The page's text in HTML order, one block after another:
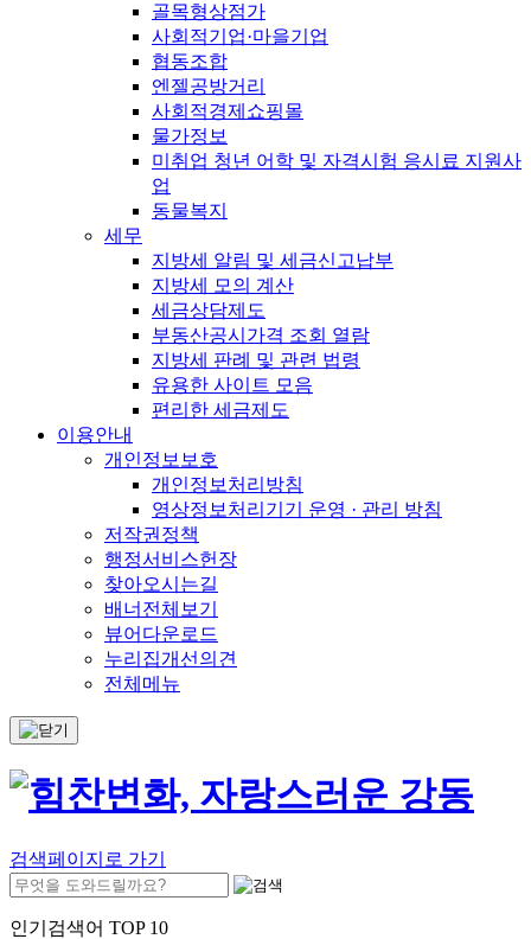
골목형상점가
사회적기업·마을기업
협동조합
엔젤공방거리
사회적경제쇼핑몰
물가정보
미취업 청년 어학 및 자격시험 응시료 지원사
업
동물복지
세무
지방세 알림 및 세금신고납부
지방세 모의 계산
세금상담제도
부동산공시가격 조회 열람
지방세 판례 및 관련 법령
유용한 사이트 모음
편리한 세금제도
이용안내
개인정보보호
개인정보처리방침
영상정보처리기기 운영 · 관리 방침
저작권정책
행정서비스헌장
찾아오시는길
배너전체보기
뷰어다운로드
누리집개선의견
전체메뉴
검색페이지로 가기
인기검색어 TOP 10